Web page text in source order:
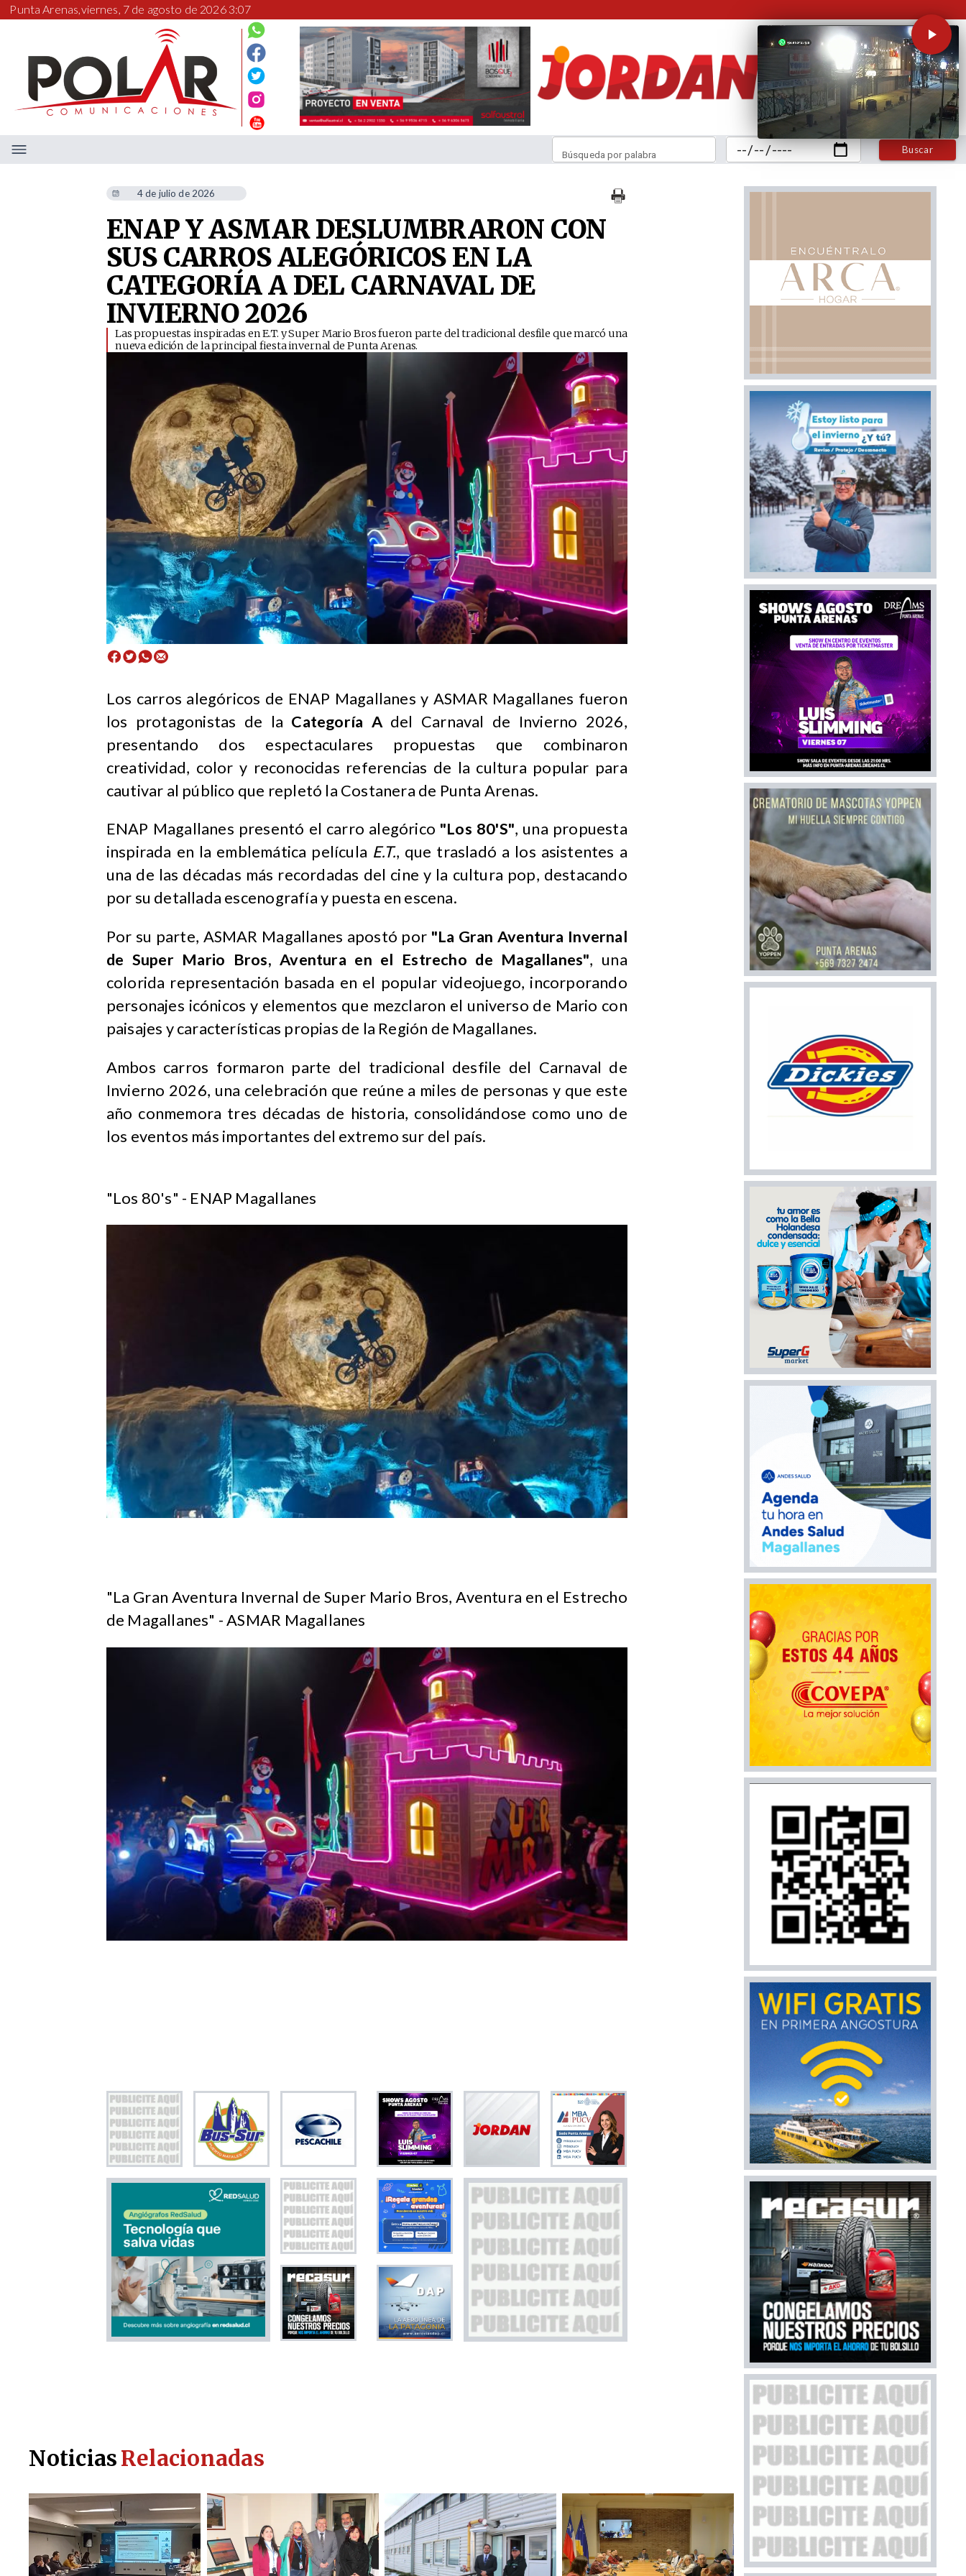
Punta Arenas,viernes, 7 de agosto de 2026 3:07
Buscar
Búsqueda por palabra
4 de julio de 2026
ENAP Y ASMAR DESLUMBRARON CON
SUS CARROS ALEGÓRICOS EN LA
CATEGORÍA A DEL CARNAVAL DE
INVIERNO 2026
​Las propuestas inspiradas en E.T. y Super Mario Bros fueron parte del tradicional desfile que marcó una
nueva edición de la principal fiesta invernal de Punta Arenas.
​Los carros alegóricos de ENAP Magallanes y ASMAR Magallanes fueron
los protagonistas de la Categoría Adel Carnaval de Invierno 2026,
presentando dos espectaculares propuestas que combinaron
creatividad, color y reconocidas referencias de la cultura popular para
cautivar al público que repletó la Costanera de Punta Arenas.
ENAP Magallanes presentó el carro alegórico "Los 80'S", una propuesta
inspirada en la emblemática película E.T., que trasladó a los asistentes a
una de las décadas más recordadas del cine y la cultura pop, destacando
por su detallada escenografía y puesta en escena.
Por su parte, ASMAR Magallanes apostó por "La Gran Aventura Invernal
de Super Mario Bros, Aventura en el Estrecho de Magallanes", una
colorida representación basada en el popular videojuego, incorporando
personajes icónicos y elementos que mezclaron el universo de Mario con
paisajes y características propias de la Región de Magallanes.
Ambos carros formaron parte del tradicional desfile del Carnaval de
Invierno 2026, una celebración que reúne a miles de personas y que este
año conmemora tres décadas de historia, consolidándose como uno de
los eventos más importantes del extremo sur del país.
"Los 80's" - ENAP Magallanes
"La Gran Aventura Invernal de Super Mario Bros, Aventura en el Estrecho
de Magallanes" - ASMAR Magallanes
NoticiasRelacionadas